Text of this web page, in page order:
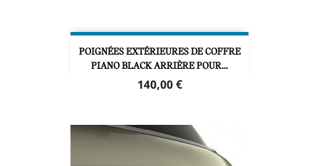
POIGNÉES EXTÉRIEURES DE COFFRE
PIANO BLACK ARRIÈRE POUR...
Prix
140,00 €